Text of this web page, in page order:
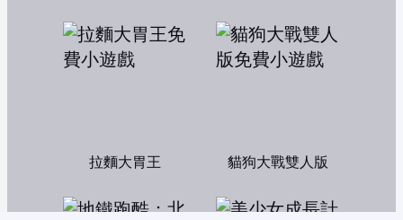
拉麵大胃王 貓狗大戰雙人版